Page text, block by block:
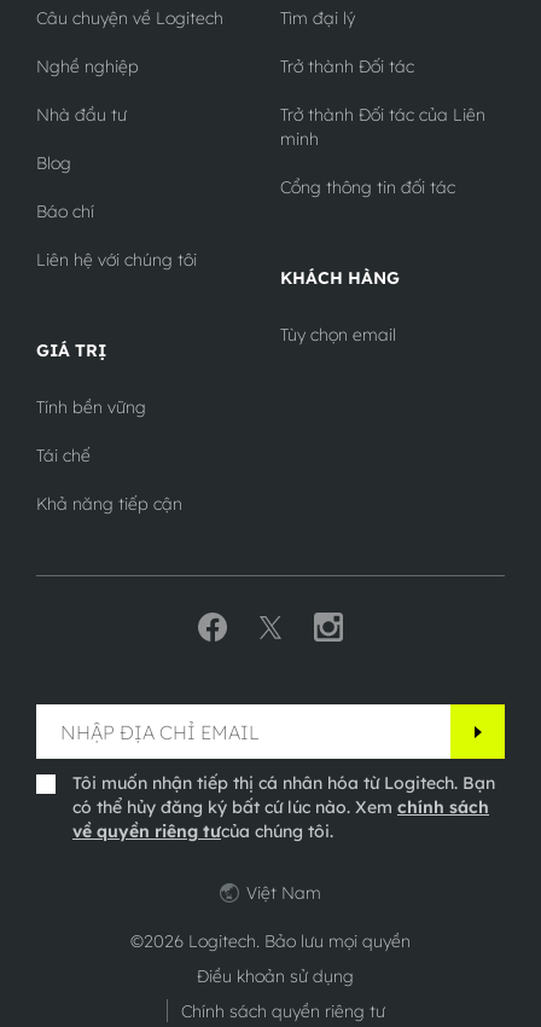
Câu chuyện về Logitech
Nghề nghiệp
Nhà đầu tư
Blog
Báo chí
Liên hệ với chúng tôi
GIÁ TRỊ
Tính bền vững
Tái chế
Khả năng tiếp cận
Tìm đại lý
Trở thành Đối tác
Trở thành Đối tác của Liên
minh
Cổng thông tin đối tác
KHÁCH HÀNG
Tùy chọn email
Tôi muốn nhận tiếp thị cá nhân hóa từ Logitech. Bạn
có thể hủy đăng ký bất cứ lúc nào. Xem chính sách
về quyền riêng tưcủa chúng tôi.
©2026 Logitech. Bảo lưu mọi quyền
Điều khoản sử dụng
Chính sách quyền riêng tư
Việt Nam